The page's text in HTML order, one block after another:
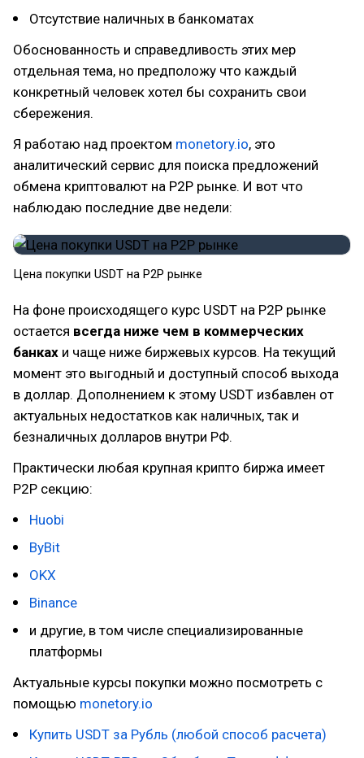
Отсутствие наличных в банкоматах
Обоснованность и справедливость этих мер
отдельная тема, но предположу что каждый
конкретный человек хотел бы сохранить свои
сбережения.
Я работаю над проектом monetory.io, это
аналитический сервис для поиска предложений
обмена криптовалют на P2P рынке. И вот что
наблюдаю последние две недели:
Цена покупки USDT на P2P рынке
На фоне происходящего курс USDT на P2P рынке
остается всегда ниже чем в коммерческих
банках и чаще ниже биржевых курсов. На текущий
момент это выгодный и доступный способ выхода
в доллар. Дополнением к этому USDT избавлен от
актуальных недостатков как наличных, так и
безналичных долларов внутри РФ.
Практически любая крупная крипто биржа имеет
P2P секцию:
Huobi
ByBit
OKX
Binance
и другие, в том числе специализированные
платформы
Актуальные курсы покупки можно посмотреть с
помощью monetory.io
Купить USDT за Рубль (любой способ расчета)